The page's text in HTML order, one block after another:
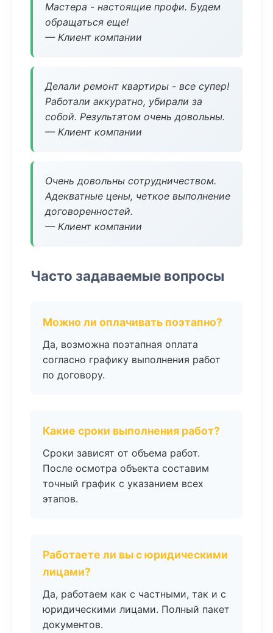
Мастера - настоящие профи. Будем
обращаться еще!
— Клиент компании
Делали ремонт квартиры - все супер!
Работали аккуратно, убирали за
собой. Результатом очень довольны.
— Клиент компании
Очень довольны сотрудничеством.
Адекватные цены, четкое выполнение
договоренностей.
— Клиент компании
Часто задаваемые вопросы
Можно ли оплачивать поэтапно?
Да, возможна поэтапная оплата
согласно графику выполнения работ
по договору.
Какие сроки выполнения работ?
Сроки зависят от объема работ.
После осмотра объекта составим
точный график с указанием всех
этапов.
Работаете ли вы с юридическими
лицами?
Да, работаем как с частными, так и с
юридическими лицами. Полный пакет
документов.